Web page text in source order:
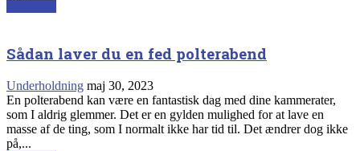
Sådan laver du en fed polterabend
Underholdning maj 30, 2023
En polterabend kan være en fantastisk dag med dine kammerater,
som I aldrig glemmer. Det er en gylden mulighed for at lave en
masse af de ting, som I normalt ikke har tid til. Det ændrer dog ikke
på,...